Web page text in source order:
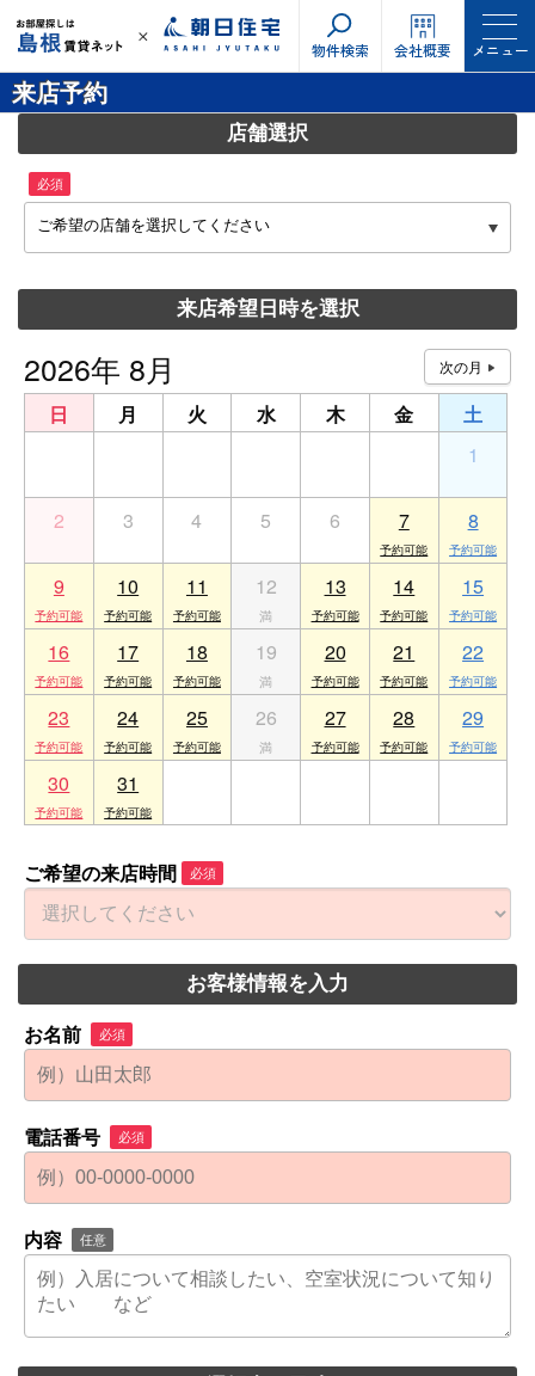
物件検索 会社概要 メニュー
来店予約
店舗選択
必須
ご希望の店舗を選択してください
来店希望日時を選択
2026年 8月
日 月 火 水 木 金
土
1
2 3 4 5 6 7 8
9 10 11 12 13 14 15
16 17 18 19 20 21 22
23 24 25 26 27 28 29
30 31
ご希望の来店時間 必須
お客様情報を入力
お名前 必須
電話番号 必須
内容 任意